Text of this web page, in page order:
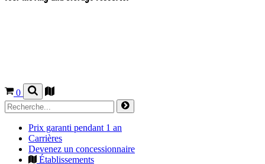
0
Prix garanti pendant 1 an
Carrières
Devenez un concessionnaire
Établissements